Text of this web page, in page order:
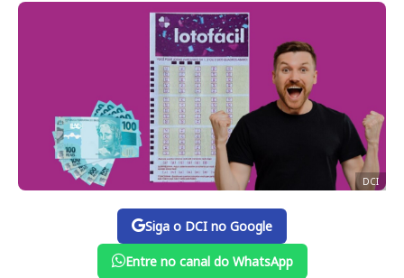
DCI
Siga o DCI no Google
Entre no canal do WhatsApp